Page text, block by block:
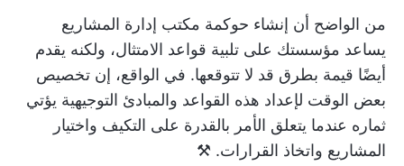
من الواضح أن إنشاء حوكمة مكتب إدارة المشاريع
يساعد مؤسستك على تلبية قواعد الامتثال، ولكنه يقدم
أيضًا قيمة بطرق قد لا تتوقعها. في الواقع، إن تخصيص
بعض الوقت لإعداد هذه القواعد والمبادئ التوجيهية يؤتي
ثماره عندما يتعلق الأمر بالقدرة على التكيف واختيار
المشاريع واتخاذ القرارات. ⚒️